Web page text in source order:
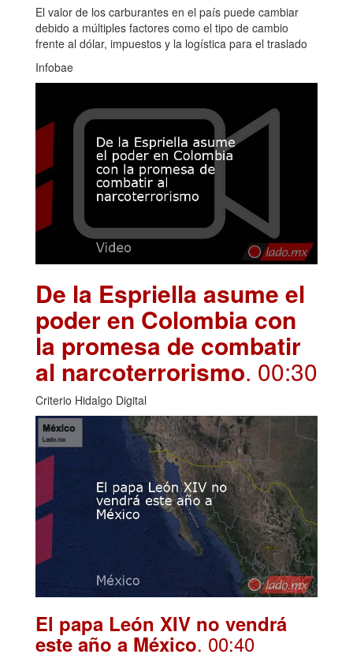
El valor de los carburantes en el país puede cambiar
debido a múltiples factores como el tipo de cambio
frente al dólar, impuestos y la logística para el traslado
Infobae
De la Espriella asume el
poder en Colombia con
la promesa de combatir
al narcoterrorismo. 00:30
Criterio Hidalgo Digital
El papa León XIV no vendrá
este año a México. 00:40